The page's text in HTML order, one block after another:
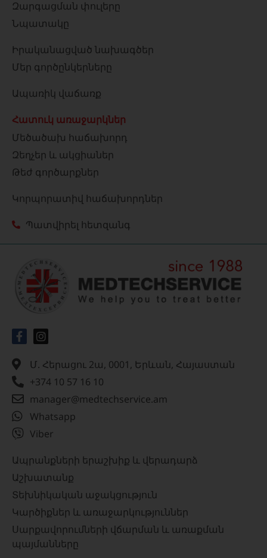
Զարգացման փուլերը
Նպատակը
Իրականացված նախագծեր
Մեր գործընկերները
Ապառիկ վաճառք
Հատուկ առաջարկներ
Մեծածախ հաճախորդ
Զեղչեր և ակցիաներ
Թեժ գործարքներ
Կորպորատիվ հաճախորդներ
Պատվիրել հետզանգ
Մ. Հերացու 2ա, 0001, Երևան, Հայաստան
+374 10 57 16 10
manager@medtechservice.am
Whatsapp
Viber
Ապրանքների երաշխիք և վերադարձ
Աշխատանք
Տեխնիկական աջակցություն
Կարծիքներ և առաջարկություններ
Սարքավորումների վճարման և առաքման
պայմանները